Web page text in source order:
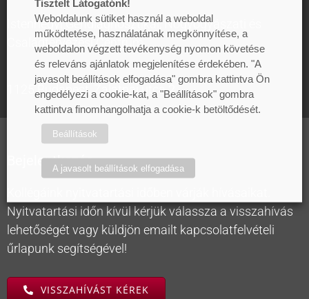
Istenhegyi Géndiagnosztikai, Nőgyógyászati és
Családtervezési Centrum
1125 Budapest, Zalatnai utca 2.
Bejelentkezés
Nyitvatartási időn kívül kérjük válassza a visszahívás
lehetőségét vagy küldjön emailt kapcsolatfelvételi
űrlapunk segítségével!
VISSZAHÍVÁST KÉREK
Tisztelt Látogatónk!
Weboldalunk sütiket használ a weboldal
működtetése, használatának megkönnyítése, a
weboldalon végzett tevékenység nyomon követése
és releváns ajánlatok megjelenítése érdekében. "A
javasolt beállítások elfogadása" gombra kattintva Ön
engedélyezi a cookie-kat, a "Beállítások" gombra
kattintva finomhangolhatja a cookie-k betöltődését.
Beállítások
A javasolt beállítások elfogadása